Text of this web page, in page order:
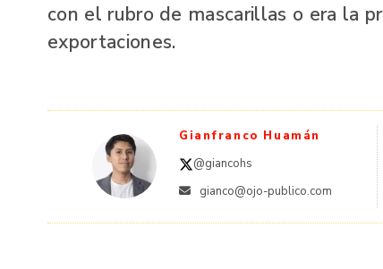
con el rubro de mascarillas o era la
exportaciones.
Gianfranco Huamán
@giancohs
gianco@ojo-publico.com